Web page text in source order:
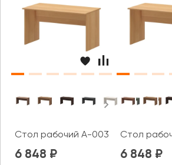
Стол рабочий А-003 Арго
6 848
Стол
6 848